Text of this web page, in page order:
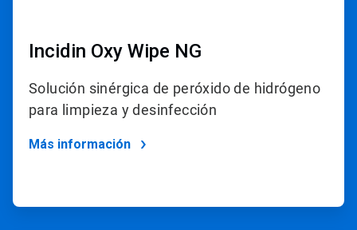
Incidin Oxy Wipe NG
Solución sinérgica de peróxido de hidrógeno
para limpieza y desinfección
Más información